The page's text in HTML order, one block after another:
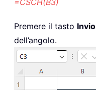
Premere il tasto Invio
dell’angolo.